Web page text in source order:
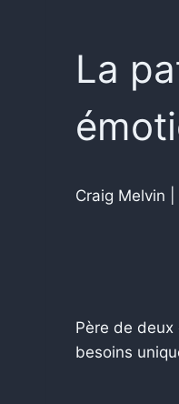
La
Craig Melvin |
Père de
besoins